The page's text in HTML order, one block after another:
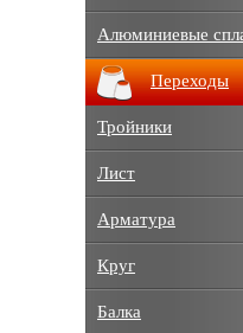
Алюминиевые
Переходы
Тройники
Лист
Арматура
Круг
Балка